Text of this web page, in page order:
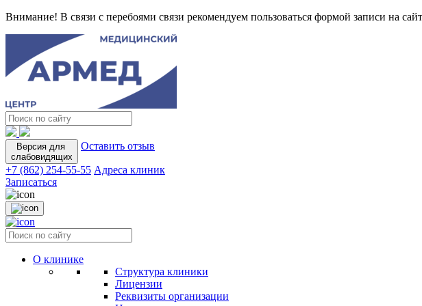
Внимание! В связи с перебоями связи рекомендуем пользоваться формой записи на
Версия для
слабовидящих
Оставить отзыв
+7 (862) 254-55-55 Адреса клиник
Записаться
О клинике
Структура клиники
Лицензии
Реквизиты организации